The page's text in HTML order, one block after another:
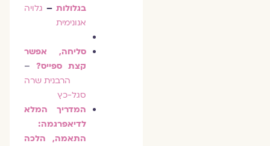
בגלולות–גלויה
אנונימית
סליחה, אפשר
קצת ספייס?–
הרבנית שרה
סגל-כץ
המדריך המלא
לדיאפרגמה:
התאמה, הלכה